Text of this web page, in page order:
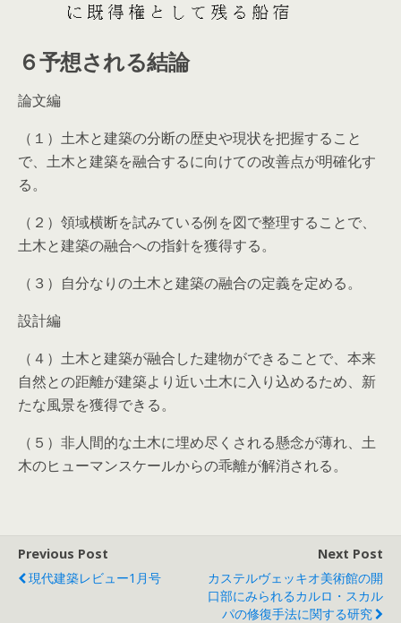
６予想される結論
論文編
（１）土木と建築の分断の歴史や現状を把握すること
で、土木と建築を融合するに向けての改善点が明確化す
る。
（２）領域横断を試みている例を図で整理することで、
土木と建築の融合への指針を獲得する。
（３）自分なりの土木と建築の融合の定義を定める。
設計編
（４）土木と建築が融合した建物ができることで、本来
自然との距離が建築より近い土木に入り込めるため、新
たな風景を獲得できる。
（５）非人間的な土木に埋め尽くされる懸念が薄れ、土
木のヒューマンスケールからの乖離が解消される。
Previous Post
現代建築レビュー1月号
Next Post
カステルヴェッキオ美術館の開
口部にみられるカルロ・スカル
パの修復手法に関する研究